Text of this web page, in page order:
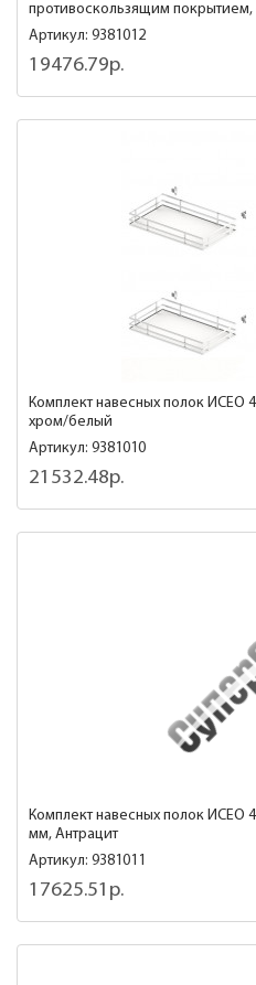
противоскользящим покрытием,
Артикул: 9381012
19476.79р.
Комплект навесных полок ИСЕО
хром/белый
Артикул: 9381010
21532.48р.
Комплект навесных полок ИСЕО
мм, Антрацит
Артикул: 9381011
17625.51р.